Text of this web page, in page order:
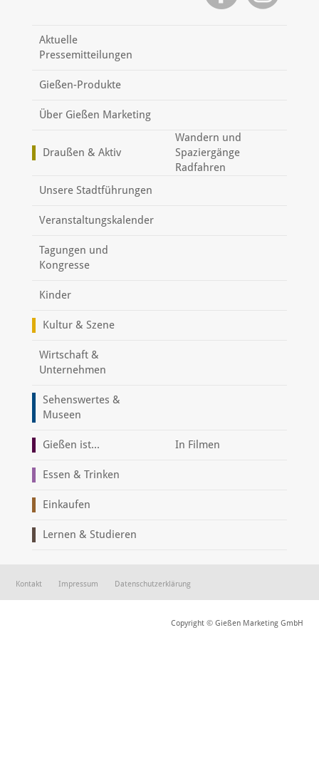
Aktuelle
Pressemitteilungen
Gießen-Produkte
Über Gießen Marketing
Draußen & Aktiv
Wandern und
Spaziergänge
Radfahren
Unsere Stadtführungen
Veranstaltungskalender
Tagungen und
Kongresse
Kinder
Kultur & Szene
Wirtschaft &
Unternehmen
Sehenswertes &
Museen
Gießen ist... In Filmen
Essen & Trinken
Einkaufen
Lernen & Studieren
Kontakt Impressum Datenschutzerklärung
Copyright © Gießen Marketing GmbH